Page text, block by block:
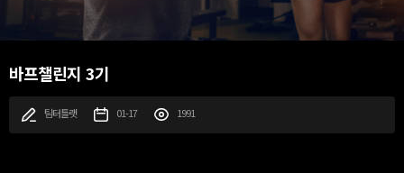
바프챌린지 3기
팀터틀랫 01-17 1991